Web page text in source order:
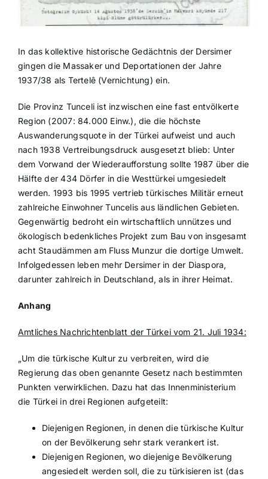
In das kollektive historische Gedächtnis der Dersimer
gingen die Massaker und Deportationen der Jahre
1937/38 als Tertelê (Vernichtung) ein.
Die Provinz Tunceli ist inzwischen eine fast entvölkerte
Region (2007: 84.000 Einw.), die die höchste
Auswanderungsquote in der Türkei aufweist und auch
nach 1938 Vertreibungsdruck ausgesetzt blieb: Unter
dem Vorwand der Wiederaufforstung sollte 1987 über die
Hälfte der 434 Dörfer in die Westtürkei umgesiedelt
werden. 1993 bis 1995 vertrieb türkisches Militär erneut
zahlreiche Einwohner Tuncelis aus ländlichen Gebieten.
Gegenwärtig bedroht ein wirtschaftlich unnützes und
ökologisch bedenkliches Projekt zum Bau von insgesamt
acht Staudämmen am Fluss Munzur die dortige Umwelt.
Infolgedessen leben mehr Dersimer in der Diaspora,
darunter zahlreich in Deutschland, als in ihrer Heimat.
Anhang
Amtliches Nachrichtenblatt der Türkei vom 21. Juli 1934:
„Um die türkische Kultur zu verbreiten, wird die
Regierung das oben genannte Gesetz nach bestimmten
Punkten verwirklichen. Dazu hat das Innenministerium
die Türkei in drei Regionen aufgeteilt:
Diejenigen Regionen, in denen die türkische Kultur
on der Bevölkerung sehr stark verankert ist.
Diejenigen Regionen, wo diejenige Bevölkerung
angesiedelt werden soll, die zu türkisieren ist (das